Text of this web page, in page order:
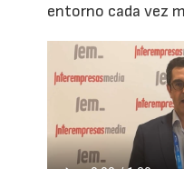
entorno cada vez